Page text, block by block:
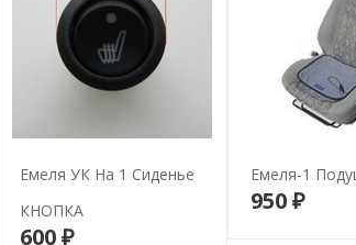
Емеля УК На 1 Сиденье
КНОПКА
600 ₽В корзину
Емеля-1
950 ₽
В